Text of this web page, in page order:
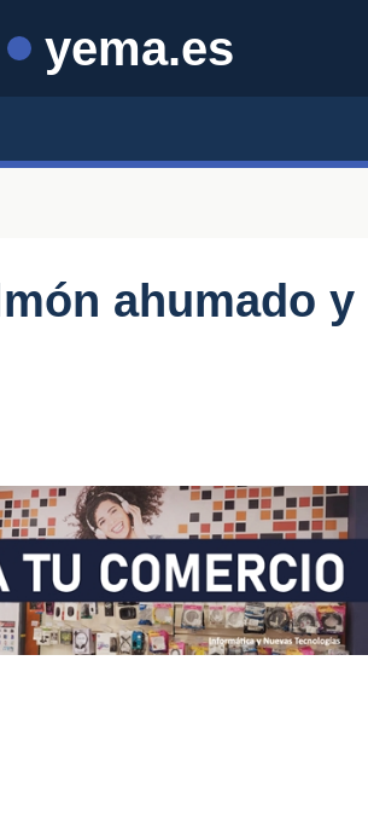
yema.es
ahumado y